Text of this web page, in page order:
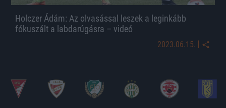
Holczer Ádám: Az olvasással leszek a leginkább
fókuszált a labdarúgásra – videó
2023.06.15. |